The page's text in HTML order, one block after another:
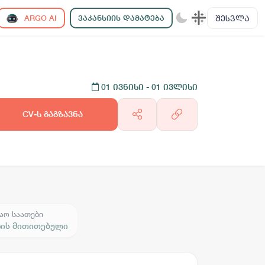
ARGO AI ᲕᲐᲙᲐᲜᲡᲘᲘᲡ ᲓᲐᲛᲐᲢᲔᲑᲐ ᲨᲔᲡᲕᲚᲐ
01 ივნისი - 01 ივლისი
CV-ს გაგზავნა
საათები
მითითებული